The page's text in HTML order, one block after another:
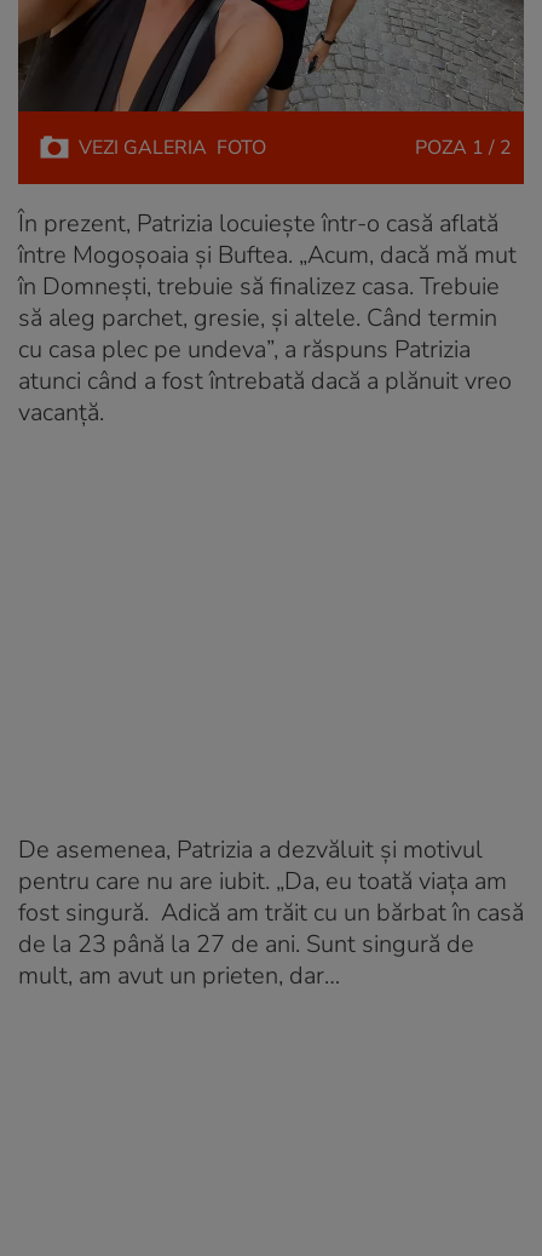
VEZI GALERIA FOTO POZA 1 / 2
În prezent, Patrizia locuiește într-o casă aflată
între Mogoșoaia și Buftea. „Acum, dacă mă mut
în Domnești, trebuie să finalizez casa. Trebuie
să aleg parchet, gresie, și altele. Când termin
cu casa plec pe undeva”, a răspuns Patrizia
atunci când a fost întrebată dacă a plănuit vreo
vacanță.
De asemenea, Patrizia a dezvăluit și motivul
pentru care nu are iubit. „Da, eu toată viața am
fost singură. Adică am trăit cu un bărbat în casă
de la 23 până la 27 de ani. Sunt singură de
mult, am avut un prieten, dar…